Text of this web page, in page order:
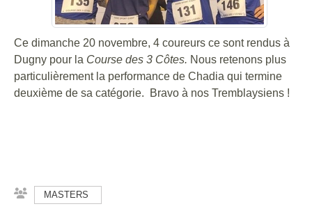
Ce dimanche 20 novembre, 4 coureurs ce sont rendus à
Dugny pour la Course des 3 Côtes. Nous retenons plus
particulièrement la performance de Chadia qui termine
deuxième de sa catégorie. Bravo à nos Tremblaysiens !
MASTERS